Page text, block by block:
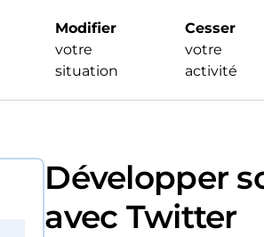
Modifier
votre
situation
Cesser
votre
activité
Développer
avec Twitter